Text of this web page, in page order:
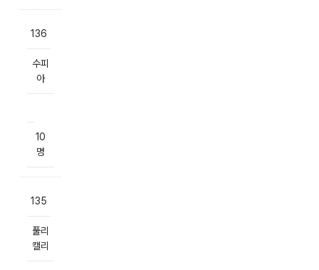
136
수피
아
10
명
135
풀리
캘리